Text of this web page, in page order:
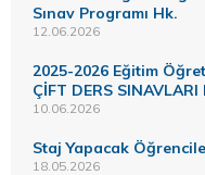
Sınav Programı Hk.
12.06.2026
2025-2026 Eğitim
ÇİFT DERS SINAVLARI
10.06.2026
Staj Yapacak
18.05.2026